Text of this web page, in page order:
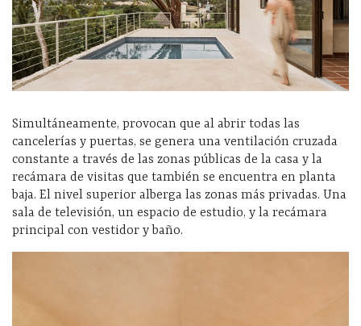
Simultáneamente, provocan que al abrir todas las
cancelerías y puertas, se genera una ventilación cruzada
constante a través de las zonas públicas de la casa y la
recámara de visitas que también se encuentra en planta
baja. El nivel superior alberga las zonas más privadas. Una
sala de televisión, un espacio de estudio, y la recámara
principal con vestidor y baño.